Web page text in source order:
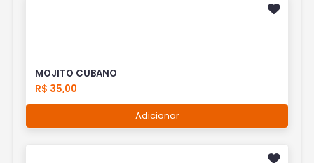
MOJITO CUBANO
R$ 35,00
Adicionar